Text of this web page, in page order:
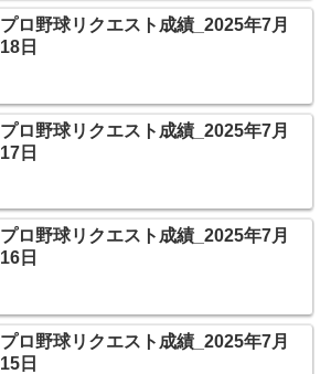
プロ野球リクエスト成績_2025年7月
18日
プロ野球リクエスト成績_2025年7月
17日
プロ野球リクエスト成績_2025年7月
16日
プロ野球リクエスト成績_2025年7月
15日